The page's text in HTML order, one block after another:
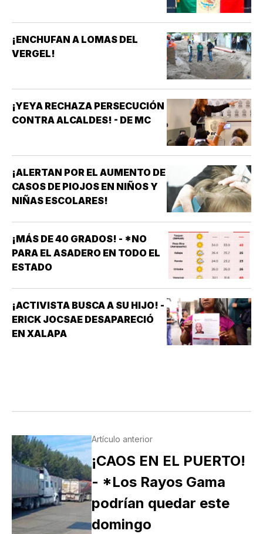
¡ENCHUFAN A LOMAS DEL
VERGEL!
¡YEYA RECHAZA PERSECUCIÓN
CONTRA ALCALDES! - DE MC
¡ALERTAN POR EL AUMENTO DE
CASOS DE PIOJOS EN NIÑOS Y
NIÑAS ESCOLARES!
¡MÁS DE 40 GRADOS! - *NO
PARA EL ASADERO EN TODO EL
ESTADO
¡ACTIVISTA BUSCA A SU HIJO! -
ERICK JOCSAE DESAPARECIÓ
EN XALAPA
Artículo anterior
¡CAOS EN EL PUERTO!
- *Los Rayos Gama
podrían quedar este
domingo